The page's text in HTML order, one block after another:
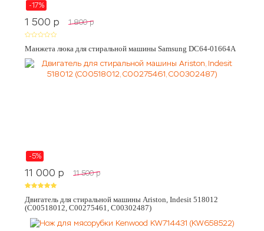
-17%
1 500 p 1 800 p
Манжета люка для стиральной машины Samsung DC64-01664A
-5%
11 000 p 11 500 p
Двигатель для стиральной машины Ariston, Indesit 518012
(C00518012, C00275461, C00302487)